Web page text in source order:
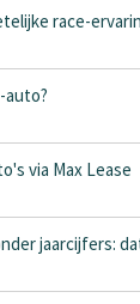
race-
auto?
via Max Lease
jaarcijfers: